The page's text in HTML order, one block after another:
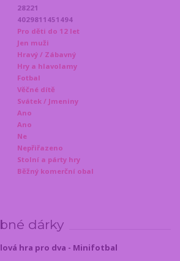
28221
4029811451494
Pro děti do 12 let
Jen muži
Hravý / Zábavný
Hry a hlavolamy
Fotbal
Věčné dítě
Svátek / Jmeniny
Ano
Ano
Ne
Nepřiřazeno
Stolní a párty hry
Běžný komerční obal
dárky
hra pro dva - Minifotbal